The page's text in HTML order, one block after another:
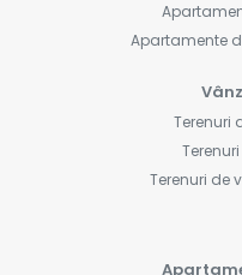
Apartamente
Terenuri
Terenuri de